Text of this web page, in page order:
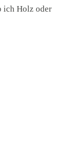
ich Holz oder